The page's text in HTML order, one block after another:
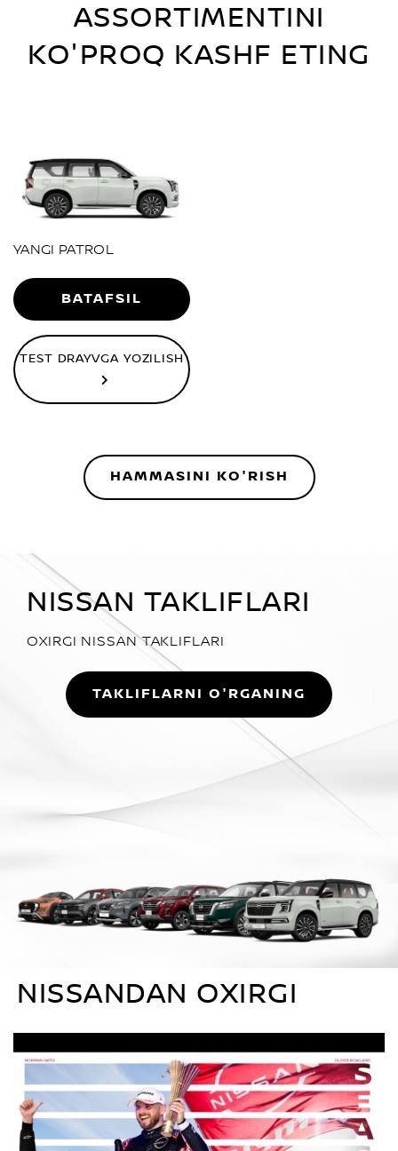
ASSORTIMENTINI
KO'PROQ KASHF ETING
YANGI PATROL
BATAFSIL
TEST DRAYVGA YOZILISH
HAMMASINI KO'RISH
NISSAN TAKLIFLARI
OXIRGI NISSAN TAKLIFLARI
TAKLIFLARNI O'RGANING
NISSANDAN OXIRGI